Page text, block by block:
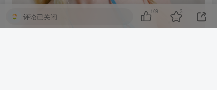
评论已关闭
169 3